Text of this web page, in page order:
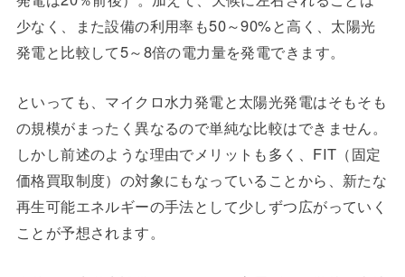
少なく、また設備の利用率も50～90%と高く、太陽光
発電と比較して5～8倍の電力量を発電できます。
といっても、マイクロ水力発電と太陽光発電はそもそも
の規模がまったく異なるので単純な比較はできません。
しかし前述のような理由でメリットも多く、FIT（固定
価格買取制度）の対象にもなっていることから、新たな
再生可能エネルギーの手法として少しずつ広がっていく
ことが予想されます。